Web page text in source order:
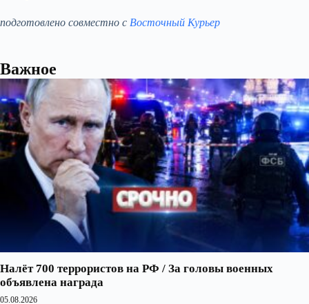
подготовлено совместно с Восточный Курьер
Важное
Налёт 700 террористов на РФ / За головы военных
объявлена награда
05.08.2026